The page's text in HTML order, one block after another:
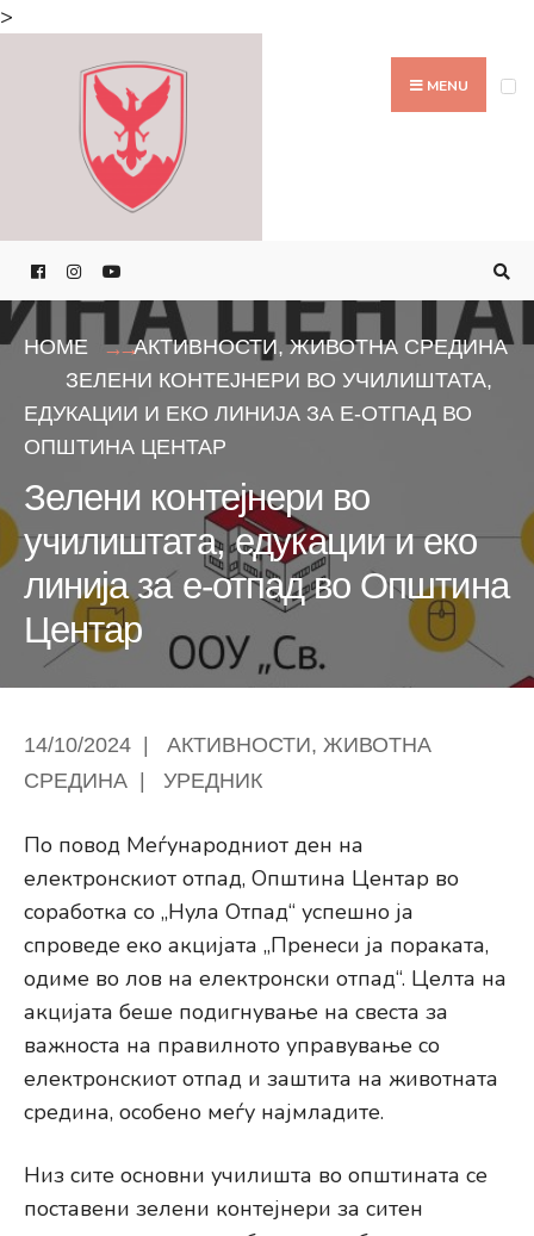
>
MENU
HOME АКТИВНОСТИ,ЖИВОТНА СРЕДИНА
ЗЕЛЕНИ КОНТЕЈНЕРИ ВО УЧИЛИШТАТА,
ЕДУКАЦИИ И ЕКО ЛИНИЈА ЗА Е-ОТПАД ВО
ОПШТИНА ЦЕНТАР
Зелени контејнери во
училиштата, едукации и еко
линија за е-отпад во Општина
Центар
14/10/2024 АКТИВНОСТИ, ЖИВОТНА
СРЕДИНА
УРЕДНИК
По повод Меѓународниот ден на
електронскиот отпад, Општина Центар во
соработка со „Нула Отпад“ успешно ја
спроведе еко акцијата „Пренеси ја пораката,
одиме во лов на електронски отпад“. Целта на
акцијата беше подигнување на свеста за
важноста на правилното управување со
електронскиот отпад и заштита на животната
средина, особено меѓу најмладите.
Низ сите основни училишта во општината се
поставени зелени контејнери за ситен